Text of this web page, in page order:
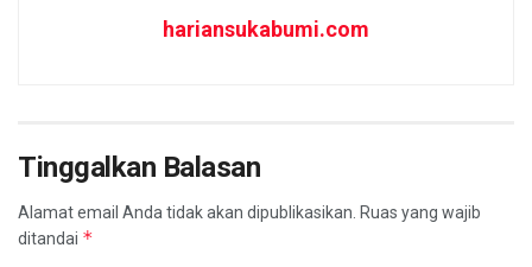
hariansukabumi.com
Tinggalkan Balasan
Alamat email Anda tidak akan dipublikasikan. Ruas yang wajib
ditandai *